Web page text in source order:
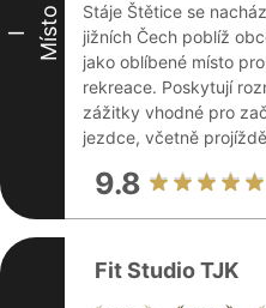
I Místo
Stáje Štětice se
jižních Čech poblíž
jako oblíbené místo
rekreace. Poskytují
zážitky vhodné pro
jezdce, včetně
9.8
Fit Studio TJK